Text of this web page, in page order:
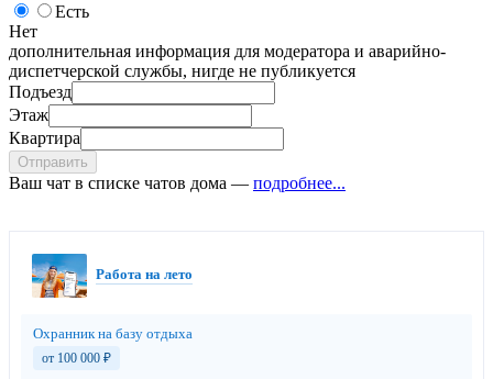
Есть
Нет
дополнительная информация для модератора и аварийно-
диспетчерской службы, нигде не публикуется
Подъезд
Этаж
Квартира
Отправить
Ваш чат в списке чатов дома — подробнее...
Работа на лето
Охранник на базу отдыха
от 100 000 ₽